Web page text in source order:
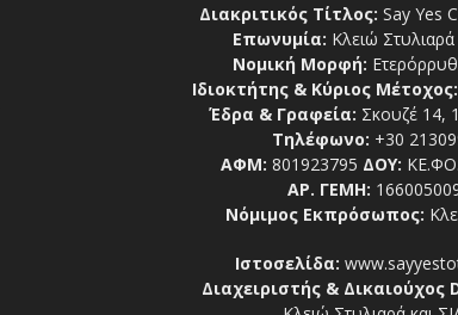
Διακριτικός Τίτλος: Say Yes
Επωνυμία: Κλειώ Στυλιαρά
Νομική Μορφή:
Ιδιοκτήτης & Κύριος Μέτοχος:
Έδρα & Γραφεία: Σκουζέ 14,
Τηλέφωνο: +30
ΑΦΜ: 801923795 ΔΟΥ:
ΑΡ. ΓΕΜΗ:
Νόμιμος Εκπρόσωπος:
Ιστοσελίδα:
Διαχειριστής & Δικαιούχος